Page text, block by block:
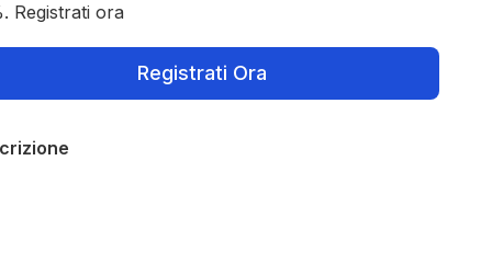
Registrati ora
Registrati Ora